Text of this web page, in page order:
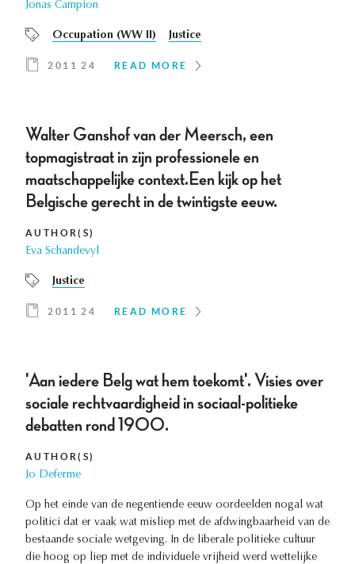
Jonas Campion
Occupation (WW II) Justice
2011 24 READ MORE
Walter Ganshof van der Meersch, een
topmagistraat in zijn professionele en
maatschappelijke context.Een kijk op het
Belgische gerecht in de twintigste eeuw.
AUTHOR(S)
Eva Schandevyl
Justice
2011 24 READ MORE
'Aan iedere Belg wat hem toekomt'. Visies over
sociale rechtvaardigheid in sociaal-politieke
debatten rond 1900.
AUTHOR(S)
Jo Deferme
Op het einde van de negentiende eeuw oordeelden nogal wat
politici dat er vaak wat misliep met de afdwingbaarheid van de
bestaande sociale wetgeving. In de liberale politieke cultuur
die hoog op liep met de individuele vrijheid werd wettelijke